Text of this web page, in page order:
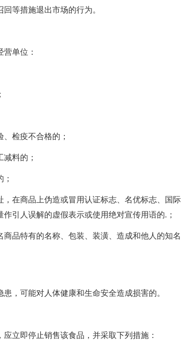
等措施退出市场的行为。
单位：
检疫不合格的；
料的；
，在商品上伪造或冒用认证标志、名优标志、国际
引人误解的虚假表示或使用绝对宣传用语的.；
商品特有的名称、包装、装潢、造成和他人的知名
，可能对人体健康和生命安全造成损害的。
立即停止销售该食品，并采取下列措施：